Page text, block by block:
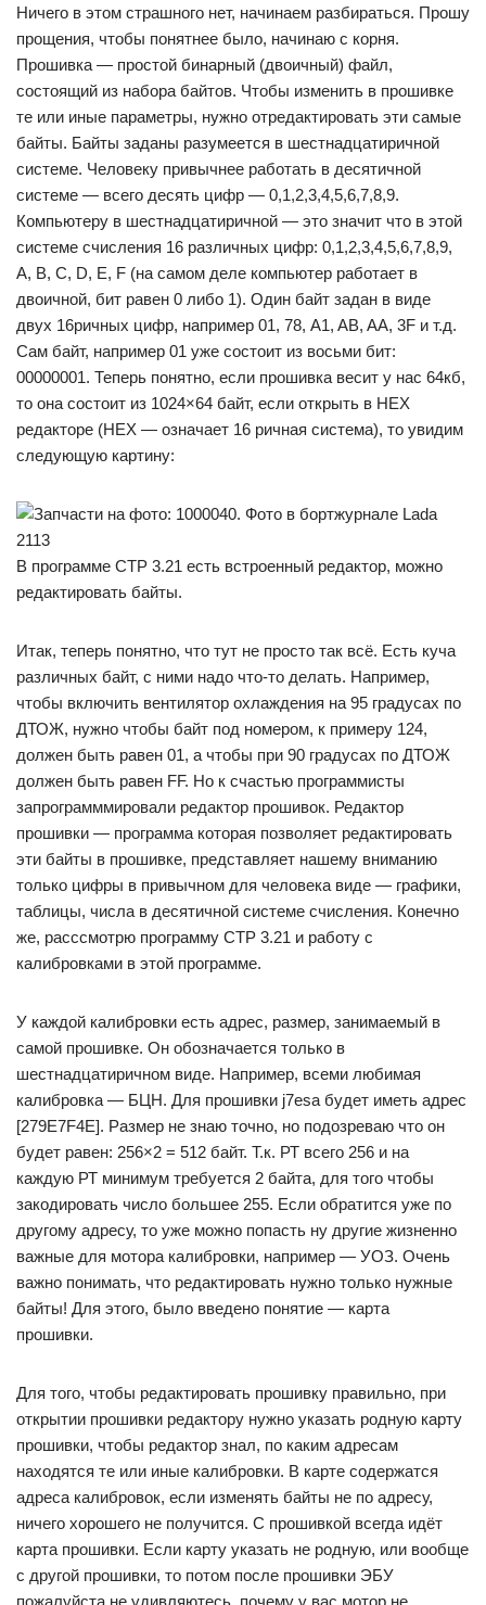
Ничего в этом страшного нет, начинаем разбираться. Прошу
прощения, чтобы понятнее было, начинаю с корня.
Прошивка — простой бинарный (двоичный) файл,
состоящий из набора байтов. Чтобы изменить в прошивке
те или иные параметры, нужно отредактировать эти самые
байты. Байты заданы разумеется в шестнадцатиричной
системе. Человеку привычнее работать в десятичной
системе — всего десять цифр — 0,1,2,3,4,5,6,7,8,9.
Компьютеру в шестнадцатиричной — это значит что в этой
системе счисления 16 различных цифр: 0,1,2,3,4,5,6,7,8,9,
A, B, C, D, E, F (на самом деле компьютер работает в
двоичной, бит равен 0 либо 1). Один байт задан в виде
двух 16ричных цифр, например 01, 78, A1, AB, AA, 3F и т.д.
Сам байт, например 01 уже состоит из восьми бит:
00000001. Теперь понятно, если прошивка весит у нас 64кб,
то она состоит из 1024×64 байт, если открыть в HEX
редакторе (HEX — означает 16 ричная система), то увидим
следующую картину:
В программе CTP 3.21 есть встроенный редактор, можно
редактировать байты.
Итак, теперь понятно, что тут не просто так всё. Есть куча
различных байт, с ними надо что-то делать. Например,
чтобы включить вентилятор охлаждения на 95 градусах по
ДТОЖ, нужно чтобы байт под номером, к примеру 124,
должен быть равен 01, а чтобы при 90 градусах по ДТОЖ
должен быть равен FF. Но к счастью программисты
запрограмммировали редактор прошивок. Редактор
прошивки — программа которая позволяет редактировать
эти байты в прошивке, представляет нашему вниманию
только цифры в привычном для человека виде — графики,
таблицы, числа в десятичной системе счисления. Конечно
же, расссмотрю программу CTP 3.21 и работу с
калибровками в этой программе.
У каждой калибровки есть адрес, размер, занимаемый в
самой прошивке. Он обозначается только в
шестнадцатиричном виде. Например, всеми любимая
калибровка — БЦН. Для прошивки j7esa будет иметь адрес
[279E7F4E]. Размер не знаю точно, но подозреваю что он
будет равен: 256×2 = 512 байт. Т.к. РТ всего 256 и на
каждую РТ минимум требуется 2 байта, для того чтобы
закодировать число большее 255. Если обратится уже по
другому адресу, то уже можно попасть ну другие жизненно
важные для мотора калибровки, например — УОЗ. Очень
важно понимать, что редактировать нужно только нужные
байты! Для этого, было введено понятие — карта
прошивки.
Для того, чтобы редактировать прошивку правильно, при
открытии прошивки редактору нужно указать родную карту
прошивки, чтобы редактор знал, по каким адресам
находятся те или иные калибровки. В карте содержатся
адреса калибровок, если изменять байты не по адресу,
ничего хорошего не получится. С прошивкой всегда идёт
карта прошивки. Если карту указать не родную, или вообще
с другой прошивки, то потом после прошивки ЭБУ
пожалуйста не удивляютесь, почему у вас мотор не